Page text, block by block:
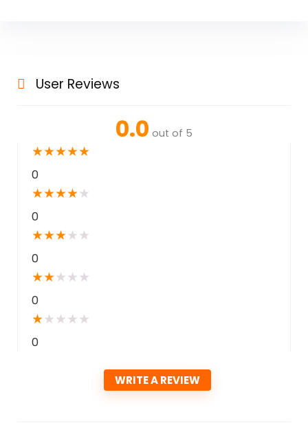
User Reviews
0.0 out of 5
★★★★★
0
★★★★★
0
★★★★ ★
0
★★★ ★ ★
0
★★ ★ ★ ★
0
WRITE A REVIEW